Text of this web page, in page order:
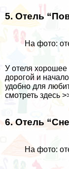
5. Отель
На фото:
У отеля хорошее
дорогой и
удобно для
смотреть здесь
6. Отель
На фото: